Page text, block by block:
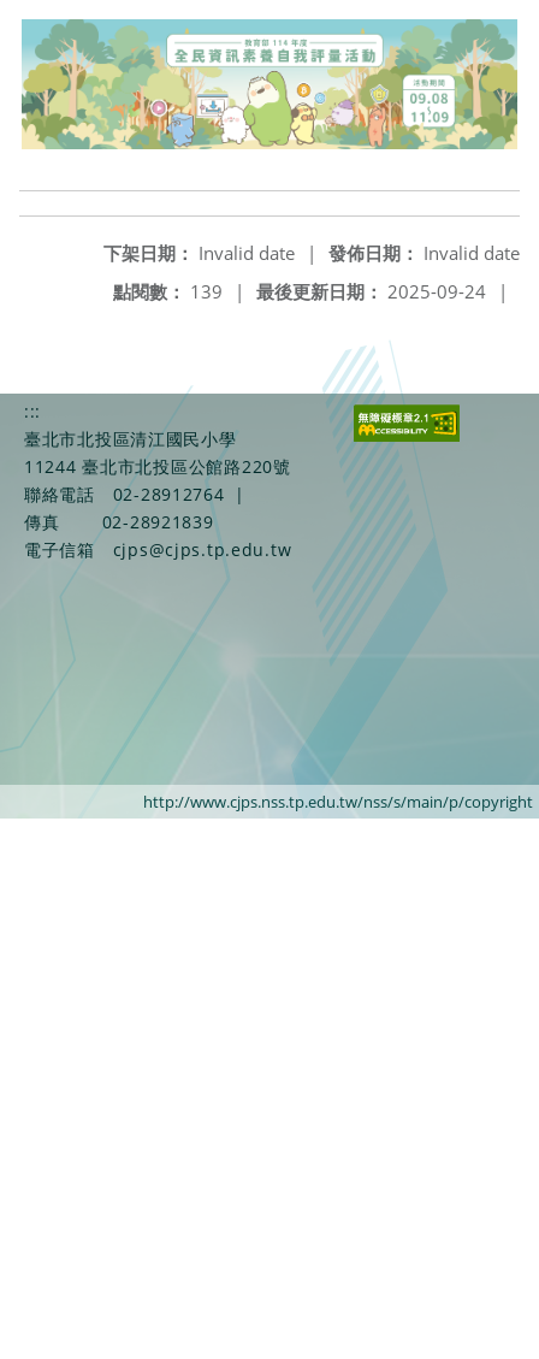
發佈日期： Invalid date
下架日期： Invalid date
|
最後更新日期： 2025-09-24 |
點閱數： 139 |
:::
臺北市北投區清江國民小學
11244 臺北市北投區公館路220號
聯絡電話
02-28912764
|
傳真
02-28921839
電子信箱
cjps@cjps.tp.edu.tw
http://www.cjps.nss.tp.edu.tw/nss/s/main/p/copyright